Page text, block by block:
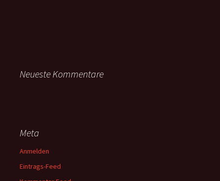
Neueste Kommentare
Meta
Anmelden
Eintrags-Feed